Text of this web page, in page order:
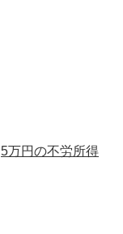
5万円の不労所得